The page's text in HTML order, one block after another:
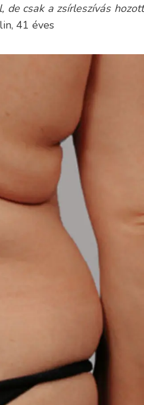
de csak a zsírleszívás hozott
41 éves